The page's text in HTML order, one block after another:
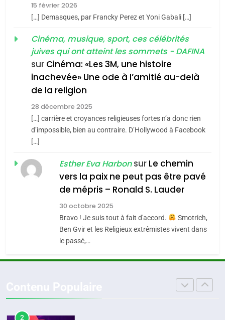
«Tu dis génocide, je dis
guerre»: La nouvelle
chanson de Boy George
ISRAÉL JUDAISME
Accords d’Isaac:
l’alliance pourrait
s’étendre à 13 pays
d’Amérique latine
ISRAÉL JUDAISME
2025, l’année la plus
meurtrière selon le
FIÈRE, DIGNE ET RÉSILIENTE :
15 février 2026
[…] Demasques, par Francky Perez et Yoni Gabali […]
Cinéma, musique, sport, ces célébrités
juives qui ont atteint les sommets - DAFINA
sur Cinéma: «Les 3M, une histoire
inachevée» Une ode à l’amitié au-delà
de la religion
28 décembre 2025
[…] carrière et croyances religieuses fortes n’a donc rien
d’impossible, bien au contraire. D’Hollywood à Facebook
[…]
Esther Eva Harbonsur Le chemin
vers la paix ne peut pas être pavé
de mépris – Ronald S. Lauder
30 octobre 2025
Bravo ! Je suis tout à fait d'accord.
Smotrich,
Ben Gvir et les Religieux extrêmistes vivent dans
le passé,…
meurtrière selon le rapport
l’antisémitisme
FIÈRE, DIGNE ET RÉSILIENTE :
POURQUOI JE REVENDIQUE
MA JUDAÏTE par Thérèse
Zrihen-Dvir
ISRAÉL
CE QUI NOUS MANQUE –
JUDAISME
Maroc : Les amandes de
Tafraout, le miel de Tadla
Azilal consacrés produits
du terroir
DAFINA MAROC
Oeil ravageur – Vanessa De
2